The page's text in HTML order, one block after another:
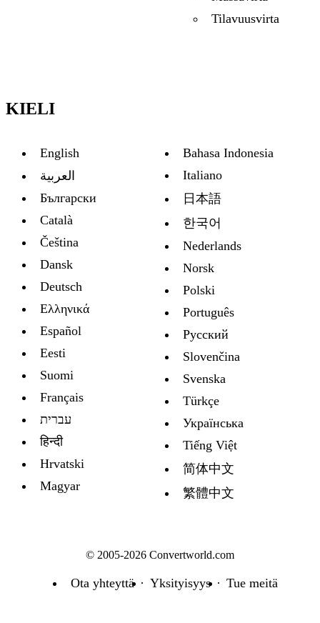
Tilavuusvirta
KIELI
English
العربية
Български
Català
Čeština
Dansk
Deutsch
Ελληνικά
Español
Eesti
Suomi
Français
עברית
हिन्दी
Hrvatski
Magyar
Bahasa Indonesia
Italiano
日本語
한국어
Nederlands
Norsk
Polski
Português
Русский
Slovenčina
Svenska
Türkçe
Украïнська
Tiếng Việt
简体中文
繁體中文
© 2005-2026 Convertworld.com
Ota yhteyttä Yksityisyys Tue meitä